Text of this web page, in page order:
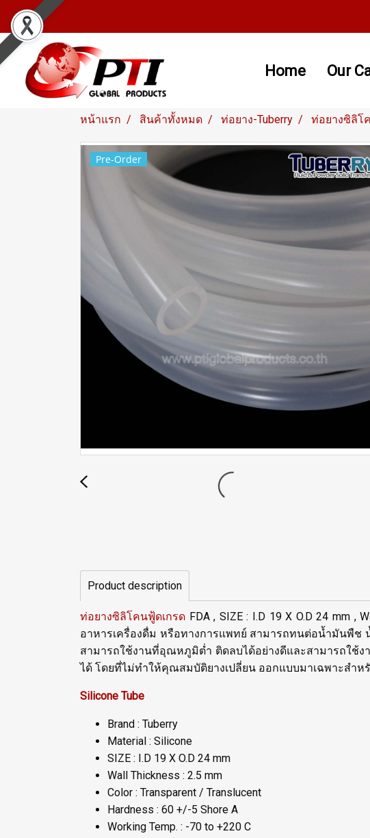
Home Our
หน้าแรก สินค้าทั้งหมด ท่อยาง-Tuberry ท่อยางซิลิโ
Pre-Order
Product description
ท่อยางซิลิโคนฟู้ดเกรด FDA , SIZE : I.D 19 X O.D 24 mm ,
อาหารเครื่องดื่ม หรือทางการแพทย์ สามารถทนต่อน้ำมันพืช
สามารถใช้งานที่อุณหภูมิต่ำ ติดลบได้อย่างดีและสามารถใช้ง
ได้ โดยที่ไม่ทำให้คุณสมบัติยางเปลี่ยน ออกแบบมาเฉพาะสำห
Silicone Tube
Brand : Tuberry
Material : Silicone
SIZE : I.D 19 X O.D 24 mm
Wall Thickness : 2.5 mm
Color : Transparent / Translucent
Hardness : 60 +/-5 Shore A
Working Temp. : -70 to +220 C